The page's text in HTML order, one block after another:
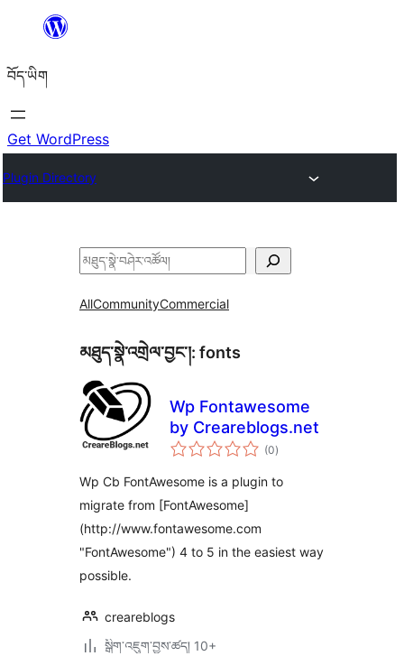
content
བོད་ཡིག
Get WordPress
Plugin Directory
བཤེར་
AllCommunityCommercial
མཐུད་སྣེ་འགྲེལ་བྱང་།: fonts
Wp Fontawesome
by Creareblogs.net
(0གདེང་
འཇོག་
ཚང་།
)
Wp Cb FontAwesome is a plugin to
migrate from [FontAwesome]
(http://www.fontawesome.com
"FontAwesome") 4 to 5 in the easiest way
possible.
creareblogs
སྒྲིག་འཇུག་བྱས་ཚད། 10+